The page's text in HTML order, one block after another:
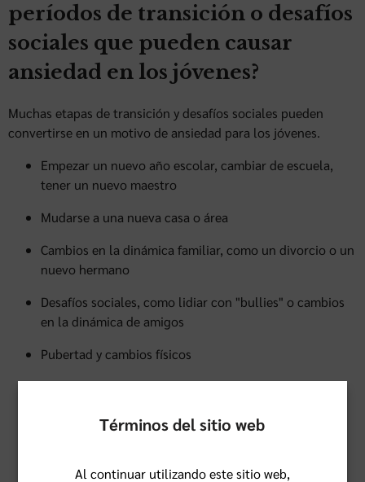
períodos de transición o desafíos
sociales que pueden causar
ansiedad en los jóvenes?
Muchas etapas de transición y desafíos sociales pueden
convertirse en un motivo de ansiedad para los jóvenes.
Empezar un nuevo año escolar, cambiar de escuela,
tener un nuevo maestro
Mudarse a una nueva casa o área
Cambios en la dinámica familiar, como un divorcio o un
nuevo hermano
Desafíos sociales, como lidiar con "bullies" o cambios
en la dinámica de amigos
Pubertad y cambios físicos
Presiones sociales, como participar en actividades
Eventos especiales y épocas de celebraciones que
Términos del sitio web
Al continuar utilizando este sitio web,